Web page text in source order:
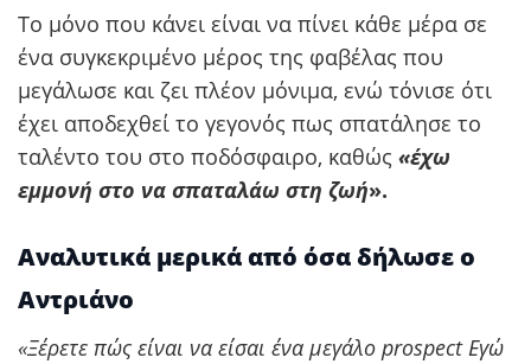
Το μόνο που κάνει είναι να πίνει κάθε μέρα σε
ένα συγκεκριμένο μέρος της φαβέλας που
μεγάλωσε και ζει πλέον μόνιμα, ενώ τόνισε ότι
έχει αποδεχθεί το γεγονός πως σπατάλησε το
ταλέντο του στο ποδόσφαιρο, καθώς «έχω
εμμονή στο να σπαταλάω στη ζωή».
Αναλυτικά μερικά από όσα δήλωσε ο
Αντριάνο
«Ξέρετε πώς είναι να είσαι ένα μεγάλο prospect Εγώ